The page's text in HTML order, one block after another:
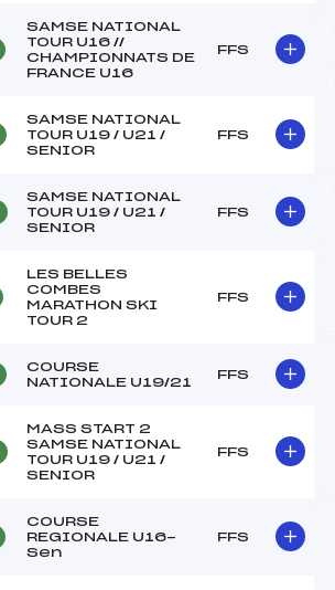
SAMSE NATIONAL
TOUR U16 //
CHAMPIONNATS DE
FRANCE U16
FFS
SAMSE NATIONAL
TOUR U19 / U21 /
SENIOR
FFS
SAMSE NATIONAL
TOUR U19 / U21 /
SENIOR
FFS
LES BELLES
COMBES
MARATHON SKI
TOUR 2
FFS
COURSE
NATIONALE U19/21
FFS
MASS START 2
SAMSE NATIONAL
TOUR U19 / U21 /
SENIOR
FFS
COURSE
REGIONALE U16-
Sen
FFS